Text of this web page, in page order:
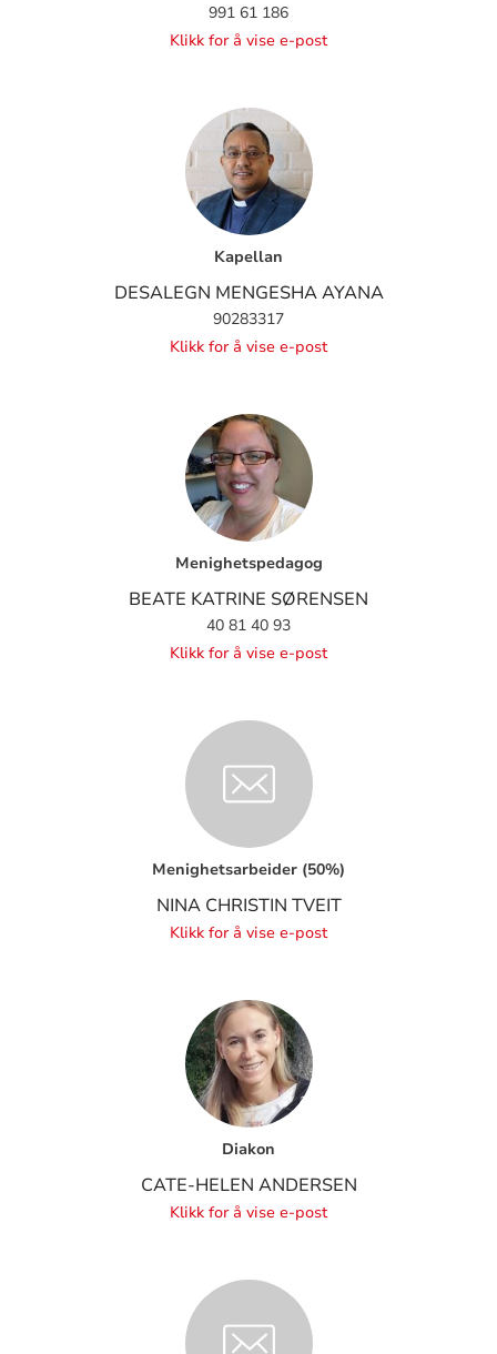
991 61 186
Klikk for å vise e-post
Kapellan
DESALEGN MENGESHA AYANA
90283317
Klikk for å vise e-post
Menighetspedagog
BEATE KATRINE SØRENSEN
40 81 40 93
Klikk for å vise e-post
Menighetsarbeider (50%)
NINA CHRISTIN TVEIT
Klikk for å vise e-post
Diakon
CATE-HELEN ANDERSEN
Klikk for å vise e-post